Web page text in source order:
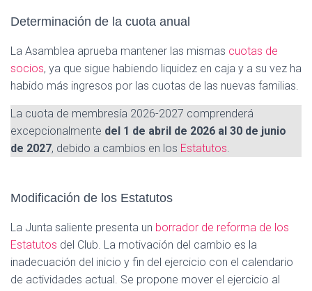
Determinación de la cuota anual
La Asamblea aprueba mantener las mismas cuotas de
socios, ya que sigue habiendo liquidez en caja y a su vez ha
habido más ingresos por las cuotas de las nuevas familias.
La cuota de membresía 2026-2027 comprenderá
excepcionalmente del 1 de abril de 2026 al 30 de junio
de 2027, debido a cambios en los Estatutos.
Modificación de los Estatutos
La Junta saliente presenta un borrador de reforma de los
Estatutos del Club. La motivación del cambio es la
inadecuación del inicio y fin del ejercicio con el calendario
de actividades actual. Se propone mover el ejercicio al